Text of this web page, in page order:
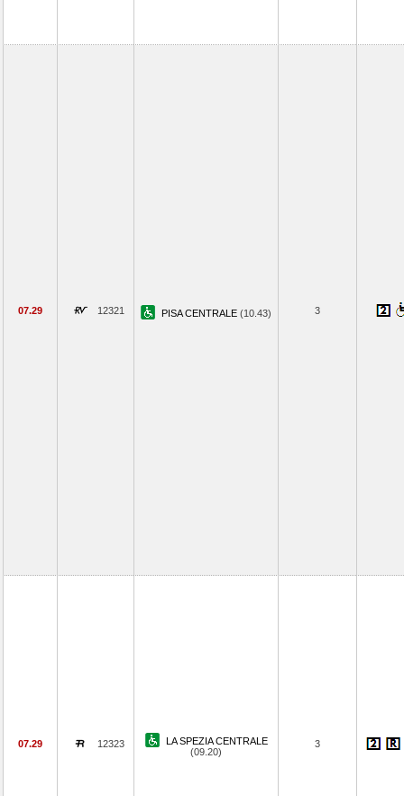
07.29 12321 PISA CENTRALE (10.43) 3
07.29 12323
LA SPEZIA CENTRALE
(09.20)
3